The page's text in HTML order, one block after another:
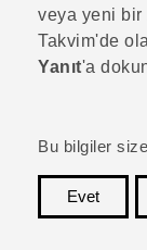
veya yeni bir
Takvim'de
Yanıt'a
Bu bilgiler
Evet